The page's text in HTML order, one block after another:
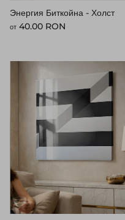
Энергия Биткойна - Холст
Стандартная цена
от 40.00 RON